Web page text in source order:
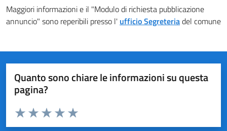
Maggiori informazioni e il "Modulo di richiesta pubblicazione
annuncio" sono reperibili presso l' ufficio Segreteriadel comune
Quanto sono chiare le informazioni su questa
pagina?
Valuta da 1 a 5 stelle la pagina
Valuta 5 stelle su 5
Valuta 4 stelle su 5
Valuta 3 stelle su 5
Valuta 2 stelle su 5
Valuta 1 stelle su 5